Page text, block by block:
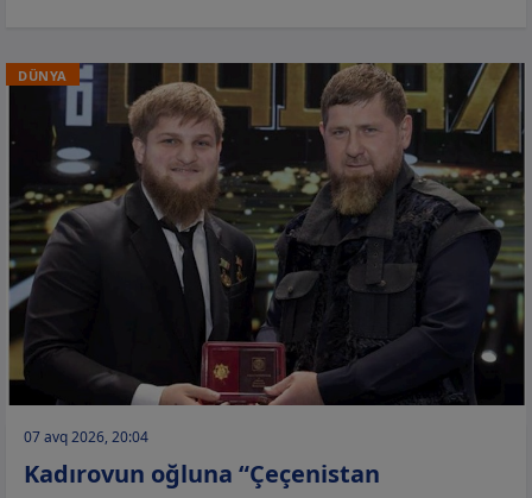
DÜNYA
07 avq 2026, 20:04
Kadırovun oğluna “Çeçenistan